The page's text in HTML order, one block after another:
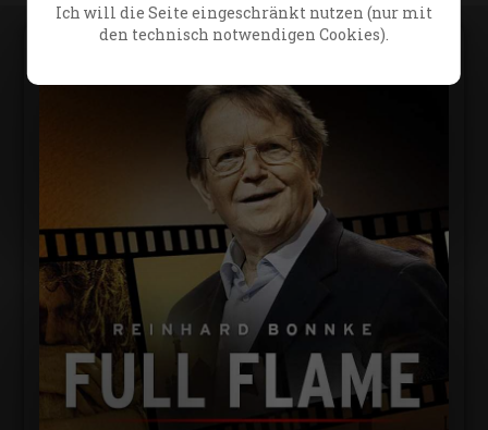
Ich will die Seite eingeschränkt nutzen (nur mit
den technisch notwendigen Cookies).